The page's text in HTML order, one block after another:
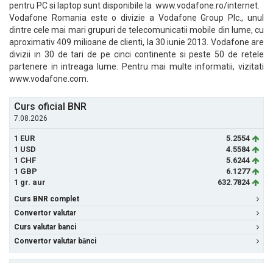
pentru PC si laptop sunt disponibile la www.vodafone.ro/internet.
Vodafone Romania este o divizie a Vodafone Group Plc., unul
dintre cele mai mari grupuri de telecomunicatii mobile din lume, cu
aproximativ 409 milioane de clienti, la 30 iunie 2013. Vodafone are
divizii in 30 de tari de pe cinci continente si peste 50 de retele
partenere in intreaga lume. Pentru mai multe informatii, vizitati
www.vodafone.com.
Curs oficial BNR
7.08.2026
1 EUR
5.2554
1 USD
4.5584
1 CHF
5.6244
1 GBP
6.1277
1 gr. aur
632.7824
Curs BNR complet
Convertor valutar
Curs valutar banci
Convertor valutar bănci